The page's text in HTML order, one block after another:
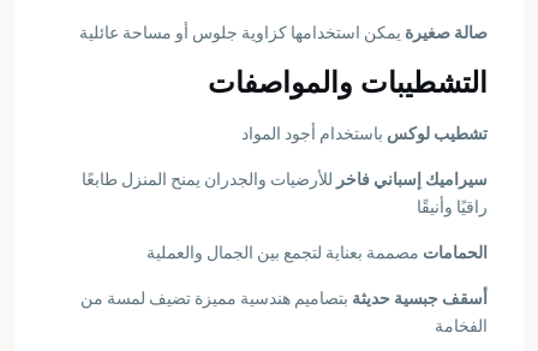
صالة صغيرة يمكن استخدامها كزاوية جلوس أو مساحة عائلية
التشطيبات والمواصفات
تشطيب لوكس باستخدام أجود المواد
سيراميك إسباني فاخر للأرضيات والجدران يمنح المنزل طابعًا
راقيًا وأنيقًا
الحمامات مصممة بعناية لتجمع بين الجمال والعملية
أسقف جبسية حديثة بتصاميم هندسية مميزة تضيف لمسة من
الفخامة